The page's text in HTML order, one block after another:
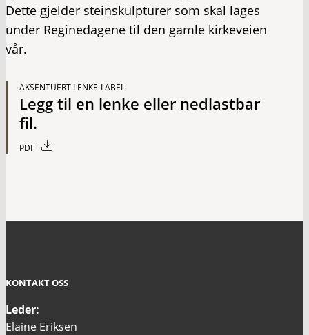
Dette gjelder steinskulpturer som skal lages
under Reginedagene til den gamle kirkeveien
vår.
AKSENTUERT LENKE-LABEL.
Legg til en lenke eller nedlastbar
fil.
PDF
KONTAKT OSS
Leder:
Elaine Eriksen